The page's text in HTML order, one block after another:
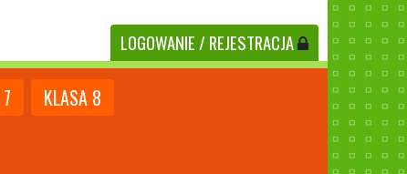
LOGOWANIE / REJESTRACJA
7 KLASA 8